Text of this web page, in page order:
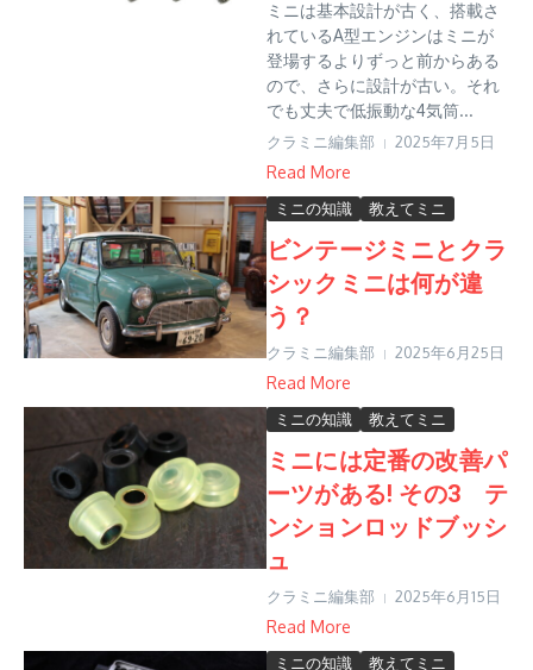
ミニは基本設計が古く、搭載さ
れているA型エンジンはミニが
登場するよりずっと前からある
ので、さらに設計が古い。それ
でも丈夫で低振動な4気筒...
クラミニ編集部 2025年7月5日
Read More
ミニの知識 教えてミニ
ビンテージミニとクラ
シックミニは何が違
う？
クラミニ編集部 2025年6月25日
Read More
ミニの知識 教えてミニ
ミニには定番の改善パ
ーツがある! その3 テ
ンションロッドブッシ
ュ
クラミニ編集部 2025年6月15日
Read More
ミニの知識 教えてミニ